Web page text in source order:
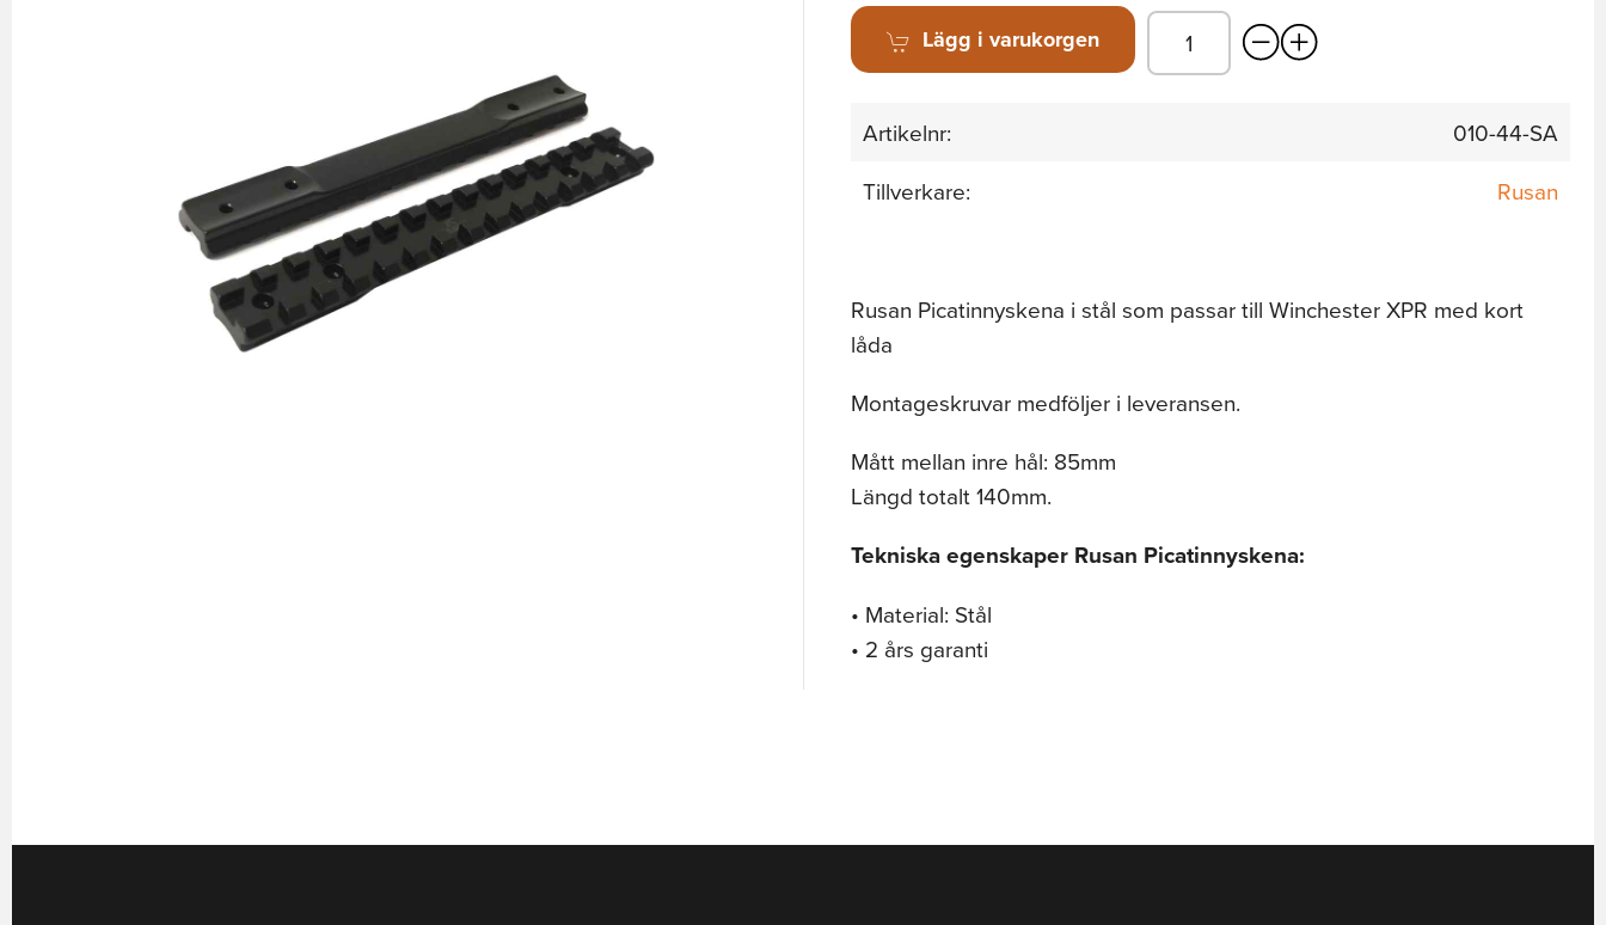
Lägg i varukorgen
Artikelnr:
010-44-SA
Tillverkare:
Rusan
Rusan Picatinnyskena i stål som passar till Winchester XPR med kort
låda
Montageskruvar medföljer i leveransen.
Mått mellan inre hål: 85mm
Längd totalt 140mm.
Tekniska egenskaper Rusan Picatinnyskena:
• Material: Stål
• 2 års garanti